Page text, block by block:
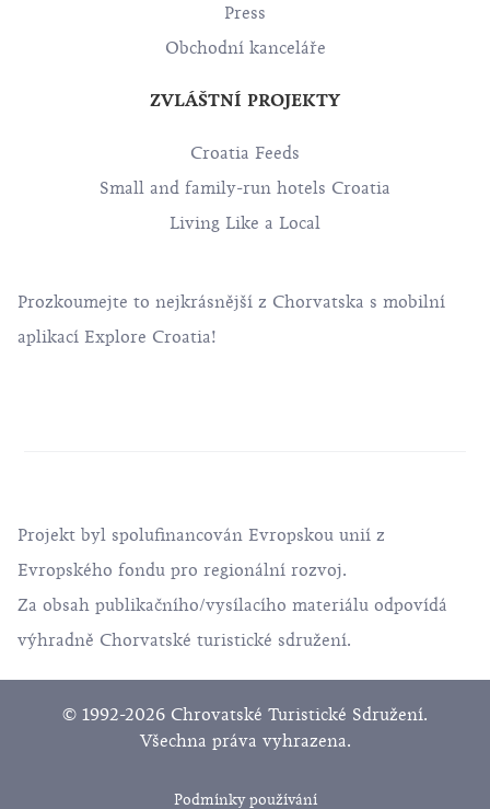
Press
Obchodní kanceláře
ZVLÁŠTNÍ PROJEKTY
Croatia Feeds
Small and family-run hotels Croatia
Living Like a Local
Prozkoumejte to nejkrásnější z Chorvatska s mobilní
aplikací Explore Croatia!
Projekt byl spolufinancován Evropskou unií z
Evropského fondu pro regionální rozvoj.
Za obsah publikačního/vysílacího materiálu odpovídá
výhradně Chorvatské turistické sdružení.
© 1992-2026 Chrovatské Turistické Sdružení.
Všechna práva vyhrazena.
Podmínky používání